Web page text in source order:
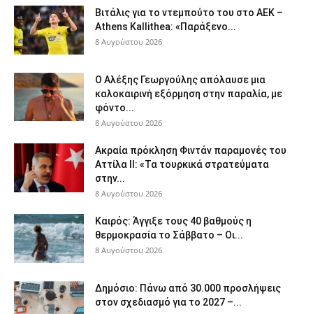
Βιτάλις για το ντεμπούτο του στο ΑΕΚ –
Athens Kallithea: «Παράξενο...
8 Αυγούστου 2026
Ο Αλέξης Γεωργούλης απόλαυσε μια
καλοκαιρινή εξόρμηση στην παραλία, με
φόντο...
8 Αυγούστου 2026
Ακραία πρόκληση Φιντάν παραμονές του
Αττίλα ΙΙ: «Τα τουρκικά στρατεύματα
στην...
8 Αυγούστου 2026
Καιρός: Άγγιξε τους 40 βαθμούς η
θερμοκρασία το Σάββατο – Οι...
8 Αυγούστου 2026
Δημόσιο: Πάνω από 30.000 προσλήψεις
στον σχεδιασμό για το 2027 –...